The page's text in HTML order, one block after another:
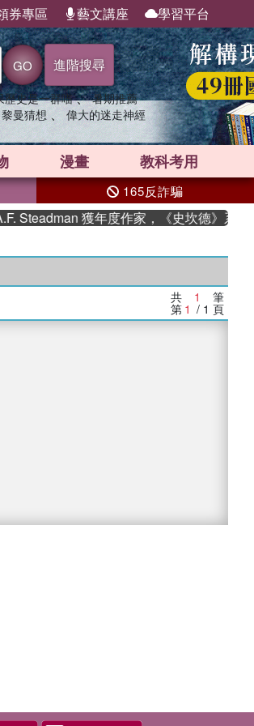
券專區 藝文講座 學習平台
GO 進階搜尋
歷史是一群喵 、 暑期推薦
曼猜想 、 偉大的迷走神經
漫畫 教科考用
165反詐騙
獲年度作家，《史坎德》系列帶
共 1 筆
第 1 / 1 頁